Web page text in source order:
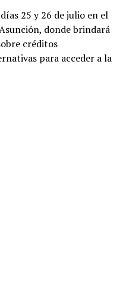
25 y 26 de julio en el
donde brindará
créditos
para acceder a la